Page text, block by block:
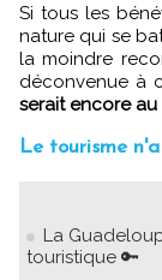
Si tous les
nature qui se
la moindre
déconvenue à
serait encore
Le tourisme
La
touristique 🔑